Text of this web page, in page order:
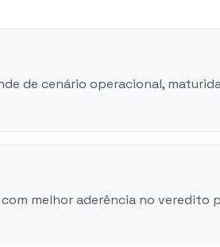
de cenário operacional,
melhor aderência no veredito